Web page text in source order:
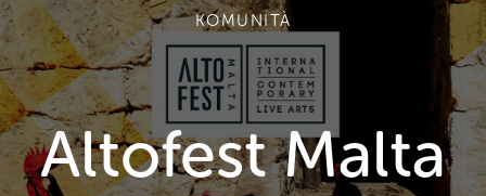
KOMUNITÀ
Altofest Malta